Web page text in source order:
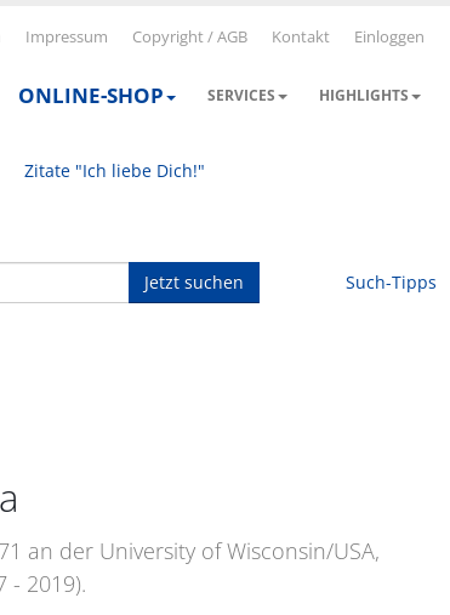
Impressum Copyright / AGB Kontakt Einloggen
ONLINE-SHOP SERVICES HIGHLIGHTS
Zitate "Ich liebe Dich!"
Jetzt suchen Such-Tipps
an der University of Wisconsin/USA,
- 2019).